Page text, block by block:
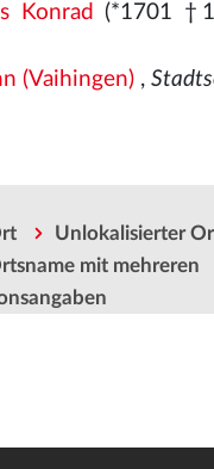
Konrad (*1701
(Vaihingen),
Unlokalisierter
mit mehreren